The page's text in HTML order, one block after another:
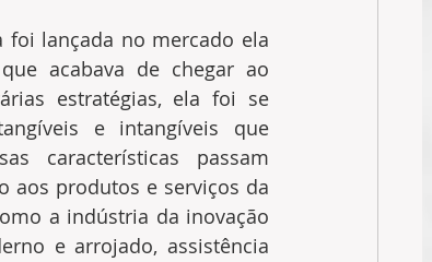
foi lançada no mercado ela
acabava de chegar ao
estratégias, ela foi se
e intangíveis que
características passam
aos produtos e serviços da
a indústria da inovação
e arrojado, assistência